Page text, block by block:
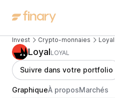
Invest Crypto-monnaies Loyal
LoyalLOYAL
Suivre dans votre portfolio
GraphiqueÀ proposMarchés